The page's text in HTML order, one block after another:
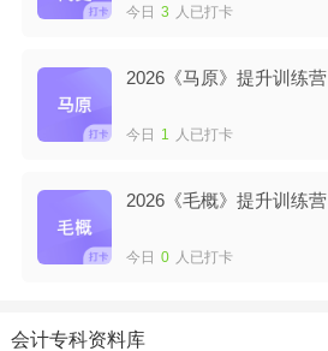
今日 3 人已打卡
2026《马原》提升训练营
今日 1 人已打卡
2026《毛概》提升训练营
今日 0 人已打卡
会计专科资料库